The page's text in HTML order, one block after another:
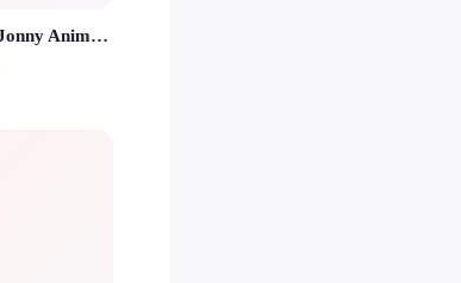
Animation mariage Brest Le Jonny Animation